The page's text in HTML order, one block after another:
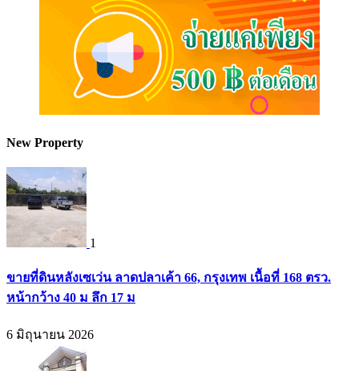
New Property
1
ขายที่ดินหลังเซเว่น ลาดปลาเค้า 66, กรุงเทพ เนื้อที่ 168 ตรว.
หน้ากว้าง 40 ม ลึก 17 ม
6 มิถุนายน 2026